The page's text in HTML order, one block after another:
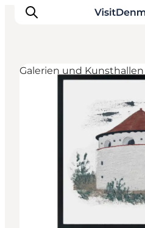
Unterkünfte
Reiseplanung
Galerien und Kunsthallen